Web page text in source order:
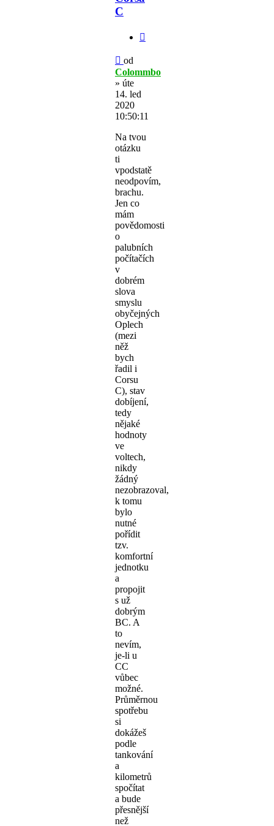
C
Příspěvek
od
Colommbo
» úte
14. led
2020
10:50:11
Na tvou
otázku
ti
vpodstatě
neodpovím,
brachu.
Jen co
mám
povědomosti
o
palubních
počítačích
v
dobrém
slova
smyslu
obyčejných
Oplech
(mezi
něž
bych
řadil i
Corsu
C), stav
dobíjení,
tedy
nějaké
hodnoty
ve
voltech,
nikdy
žádný
nezobrazoval,
k tomu
bylo
nutné
pořídit
tzv.
komfortní
jednotku
a
propojit
s už
dobrým
BC. A
to
nevím,
je-li u
CC
vůbec
možné.
Průměrnou
spotřebu
si
dokážeš
podle
tankování
a
kilometrů
spočítat
a bude
přesnější
než